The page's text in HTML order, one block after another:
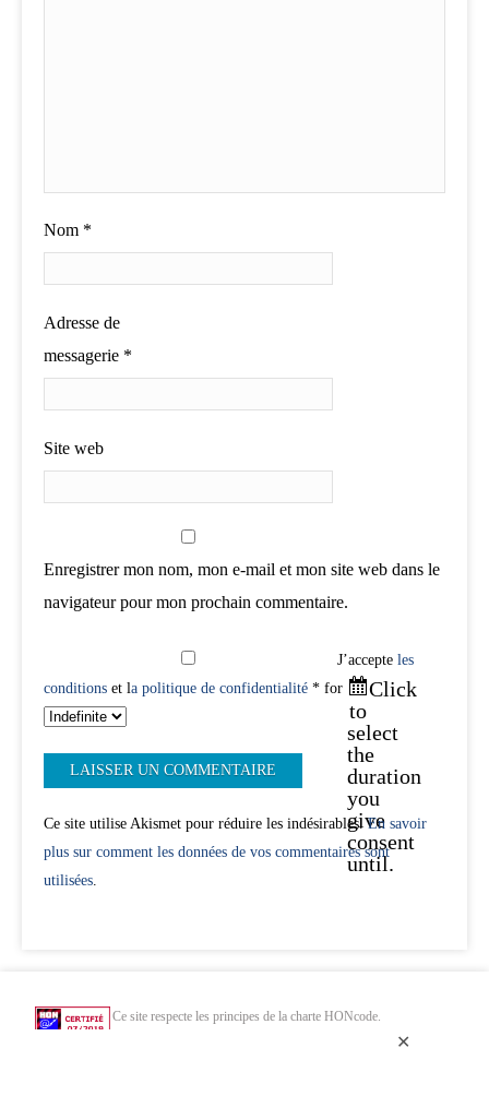
✕
Nom *
Adresse de
messagerie *
Site web
Enregistrer mon nom, mon e-mail et mon site web dans le
navigateur pour mon prochain commentaire.
J’accepte les
conditions et la politique de confidentialité * for
Click
to
select
the
duration
you
give
consent
until.
Ce site utilise Akismet pour réduire les indésirables.En savoir
plus sur comment les données de vos commentaires sont
utilisées
Ce site respecte les principes de la charte HONcode.